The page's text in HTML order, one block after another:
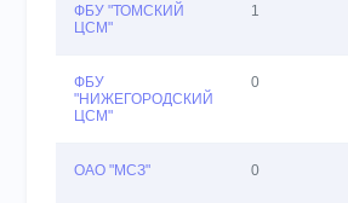
ФБУ "ТОМСКИЙ
ЦСМ"
1
ФБУ
"НИЖЕГОРОДСКИЙ
ЦСМ"
0
ОАО "МСЗ" 0